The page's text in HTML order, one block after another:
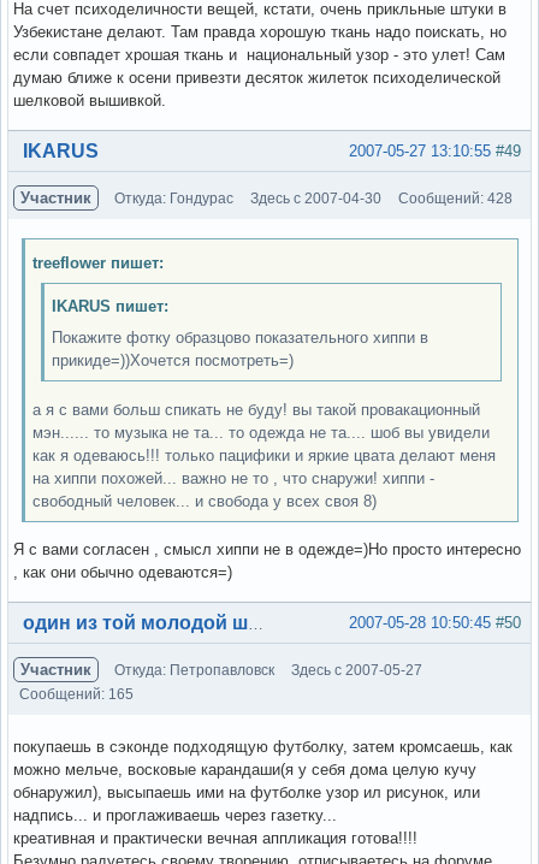
На счет психоделичности вещей, кстати, очень прикльные штуки в
Узбекистане делают. Там правда хорошую ткань надо поискать, но
если совпадет хрошая ткань и национальный узор - это улет! Сам
думаю ближе к осени привезти десяток жилеток психоделической
шелковой вышивкой.
Вне форума #49
2007-05-27 13:10:55
IKARUS
Участник Откуда: Гондурас Здесь с 2007-04-30 Сообщений: 428
treeflower пишет:
IKARUS пишет:
Покажите фотку образцово показательного хиппи в
прикиде=))Хочется посмотреть=)
а я с вами больш спикать не буду! вы такой провакационный
мэн...... то музыка не та... то одежда не та.... шоб вы увидели
как я одеваюсь!!! только пацифики и яркие цвата делают меня
на хиппи похожей... важно не то , что снаружи! хиппи -
свободный человек... и свобода у всех своя 8)
Я с вами согласен , смысл хиппи не в одежде=)Но просто интересно
, как они обычно одеваются=)
Вне форума #50
2007-05-28 10:50:45
один из той молодой шпаны
Участник Откуда: Петропавловск
Здесь с 2007-05-27
Сообщений: 165
покупаешь в сэконде подходящую футболку, затем кромсаешь, как
можно мельче, восковые карандаши(я у себя дома целую кучу
обнаружил), высыпаешь ими на футболке узор ил рисунок, или
надпись... и проглаживаешь через газетку...
креативная и практически вечная аппликация готова!!!!